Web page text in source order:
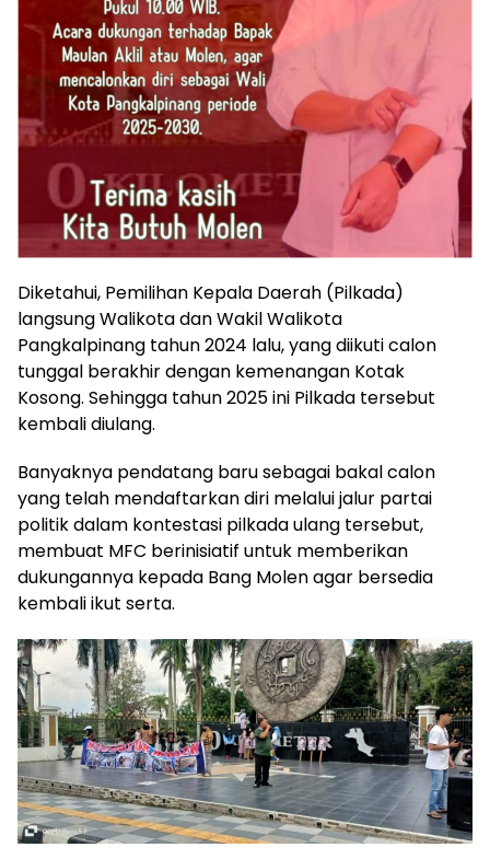
Diketahui, Pemilihan Kepala Daerah (Pilkada)
langsung Walikota dan Wakil Walikota
Pangkalpinang tahun 2024 lalu, yang diikuti calon
tunggal berakhir dengan kemenangan Kotak
Kosong. Sehingga tahun 2025 ini Pilkada tersebut
kembali diulang.
Banyaknya pendatang baru sebagai bakal calon
yang telah mendaftarkan diri melalui jalur partai
politik dalam kontestasi pilkada ulang tersebut,
membuat MFC berinisiatif untuk memberikan
dukungannya kepada Bang Molen agar bersedia
kembali ikut serta.